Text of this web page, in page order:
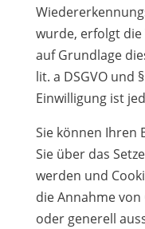
wurde, erfolgt
auf Grundlage
lit. a DSGVO und
Einwilligung ist
Sie können Ihren
Sie über das
werden und
die Annahme
oder generell